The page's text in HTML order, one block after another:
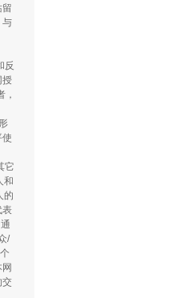
留
与
反
授
，
它
和
的
表
/
交